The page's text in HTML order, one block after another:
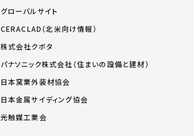
グローバルサイト
CERACLAD（北米向け情報）
株式会社クボタ
パナソニック株式会社（住まいの設備と建材）
日本窯業外装材協会
日本金属サイディング協会
光触媒工業会